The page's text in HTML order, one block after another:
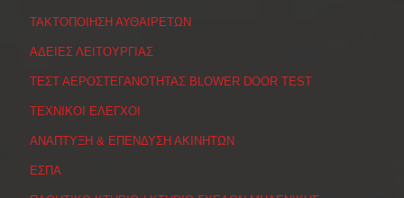
ΤΑΚΤΟΠΟΙΗΣΗ ΑΥΘΑΙΡΕΤΩΝ
ΑΔΕΙΕΣ ΛΕΙΤΟΥΡΓΙΑΣ
ΤΕΣΤ ΑΕΡΟΣΤΕΓΑΝΟΤΗΤΑΣ BLOWER DOOR TEST
ΤΕΧΝΙΚΟΙ ΕΛΕΓΧΟΙ
ΑΝΑΠΤΥΞΗ & ΕΠΕΝΔΥΣΗ ΑΚΙΝΗΤΩΝ
ΕΣΠΑ